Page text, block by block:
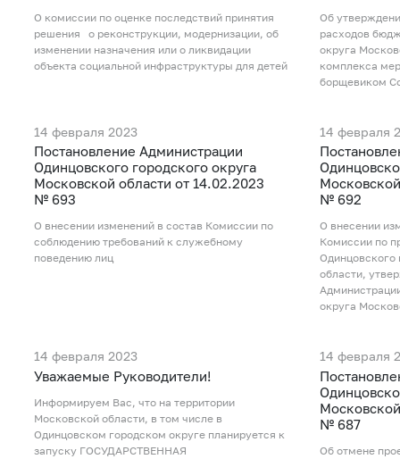
О комиссии по оценке последствий принятия
решения о реконструкции, модернизации, об
изменении назначения или о ликвидации
объекта социальной инфраструктуры для детей
Об
расходов
округа
комплекса
борщевиком
14 февраля 2023
Постановление Администрации
Одинцовского городского округа
Московской области от 14.02.2023
№ 693
О внесении изменений в состав Комиссии по
соблюдению требований к служебному
поведению лиц
14 февраля
№ 692
О внесении
Комиссии по
Одинцовского
области,
округа
14 февраля 2023
Уважаемые Руководители!
Информируем Вас, что на территории
Московской области, в том числе в
Одинцовском городском округе планируется к
запуску ГОСУДАРСТВЕННАЯ
14 февраля
№ 687
Об отмене